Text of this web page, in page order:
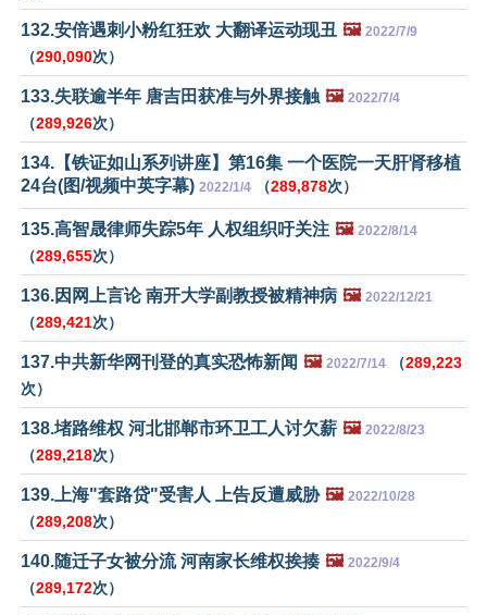
132.安倍遇刺小粉红狂欢 大翻译运动现丑 🖼️ 2022/7/9
（290,090次）
133.失联逾半年 唐吉田获准与外界接触 🖼️ 2022/7/4
（289,926次）
134.【铁证如山系列讲座】第16集 一个医院一天肝肾移植
24台(图/视频中英字幕) 2022/1/4 （289,878次）
135.高智晟律师失踪5年 人权组织吁关注 🖼️ 2022/8/14
（289,655次）
136.因网上言论 南开大学副教授被精神病 🖼️ 2022/12/21
（289,421次）
137.中共新华网刊登的真实恐怖新闻 🖼️ 2022/7/14 （289,223
次）
138.堵路维权 河北邯郸市环卫工人讨欠薪 🖼️ 2022/8/23
（289,218次）
139.上海"套路贷"受害人 上告反遭威胁 🖼️ 2022/10/28
（289,208次）
140.随迁子女被分流 河南家长维权挨揍 🖼️ 2022/9/4
（289,172次）